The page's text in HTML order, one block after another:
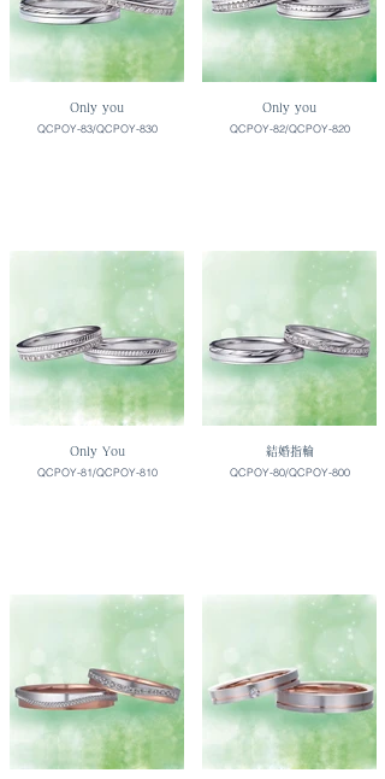
Only you
QCPOY-83/QCPOY-830
Only you
QCPOY-82/QCPOY-820
Only You
QCPOY-81/QCPOY-810
結婚指輪
QCPOY-80/QCPOY-800